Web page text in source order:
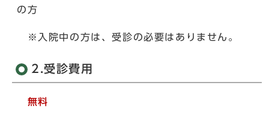
の方
※入院中の方は、受診の必要はありません。
2.受診費用
無料